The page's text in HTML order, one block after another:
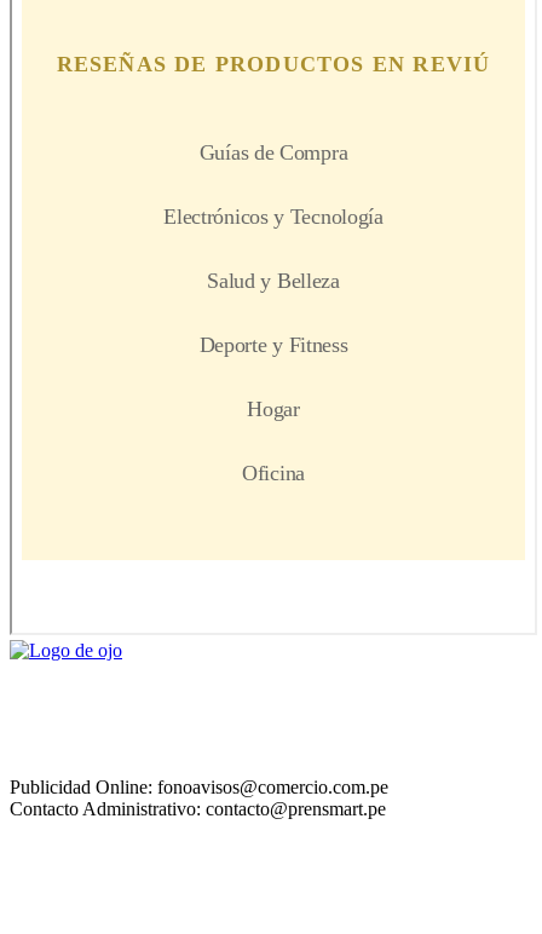
Publicidad Online: fonoavisos@comercio.com.pe
Contacto Administrativo: contacto@prensmart.pe